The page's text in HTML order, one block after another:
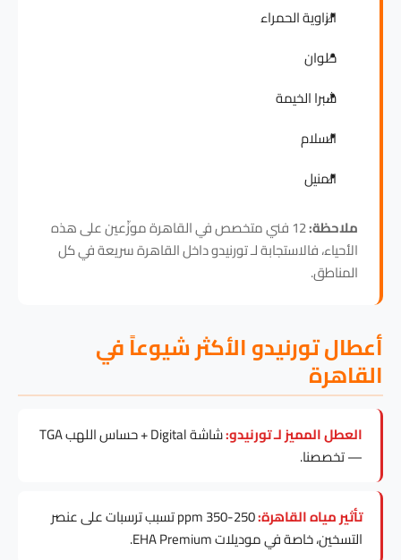
الزاوية الحمراء
حلوان
شبرا الخيمة
السلام
المنيل
ملاحظة:
12 فني متخصص في القاهرة موزّعين على هذه
الأحياء، فالاستجابة لـ تورنيدو داخل القاهرة سريعة في كل
المناطق.
أعطال تورنيدو الأكثر شيوعاً في
القاهرة
العطل المميز لـ تورنيدو:
شاشة Digital + حساس اللهب TGA
— تخصصنا.
تأثير مياه القاهرة:
250-350 ppm تسبب ترسبات على عنصر
التسخين، خاصة في موديلات EHA Premium.